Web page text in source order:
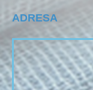
ADRESA